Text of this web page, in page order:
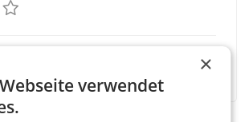
×
verwendet